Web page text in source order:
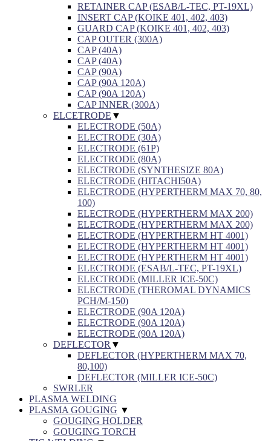
RETAINER CAP (ESAB/L-TEC, PT-19XL)
INSERT CAP (KOIKE 401, 402, 403)
GUARD CAP (KOIKE 401, 402, 403)
CAP OUTER (300A)
CAP (40A)
CAP (40A)
CAP (90A)
CAP (90A 120A)
CAP (90A 120A)
CAP INNER (300A)
ELCETRODE ▼
ELECTRODE (50A)
ELECTRODE (30A)
ELECTRODE (61P)
ELECTRODE (80A)
ELECTRODE (SYNTHESIZE 80A)
ELECTRODE (HITACHI50A)
ELECTRODE (HYPERTHERM MAX 70, 80,
100)
ELECTRODE (HYPERTHERM MAX 200)
ELECTRODE (HYPERTHERM MAX 200)
ELECTRODE (HYPERTHERM HT 4001)
ELECTRODE (HYPERTHERM HT 4001)
ELECTRODE (HYPERTHERM HT 4001)
ELECTRODE (ESAB/L-TEC, PT-19XL)
ELECTRODE (MILLER ICE-50C)
ELECTRODE (THEROMAL DYNAMICS
PCH/M-150)
ELECTRODE (90A 120A)
ELECTRODE (90A 120A)
ELECTRODE (90A 120A)
DEFLECTOR ▼
DEFLECTOR (HYPERTHERM MAX 70,
80,100)
DEFLECTOR (MILLER ICE-50C)
SWRLER
PLASMA WELDING
PLASMA GOUGING ▼
GOUGING HOLDER
GOUGING TORCH